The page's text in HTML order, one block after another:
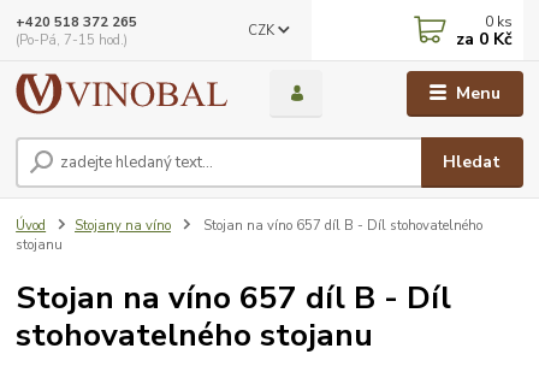
Menu
CZK
Hledat
+420 518 372 265
(Po-Pá, 7-15 hod.)
0 ks
za 0 Kč
Úvod Stojany na víno
Stojan na víno 657 díl B - Díl stohovatelného
stojanu
Stojan na víno 657 díl B - Díl
stohovatelného stojanu